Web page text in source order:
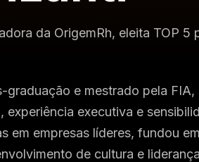
da OrigemRh, eleita TOP 5
e mestrado pela FIA,
executiva e
em empresas líderes, fundou
de cultura e